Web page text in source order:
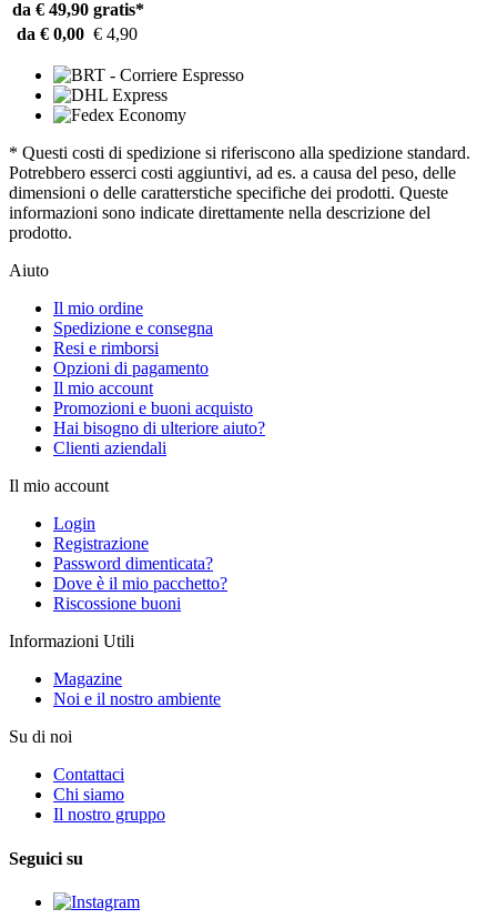
da € 49,90 gratis*
da € 0,00 € 4,90
* Questi costi di spedizione si riferiscono alla spedizione standard.
Potrebbero esserci costi aggiuntivi, ad es. a causa del peso, delle
dimensioni o delle caratterstiche specifiche dei prodotti. Queste
informazioni sono indicate direttamente nella descrizione del
prodotto.
Aiuto
Il mio ordine
Spedizione e consegna
Resi e rimborsi
Opzioni di pagamento
Il mio account
Promozioni e buoni acquisto
Hai bisogno di ulteriore aiuto?
Clienti aziendali
Il mio account
Login
Registrazione
Password dimenticata?
Dove è il mio pacchetto?
Riscossione buoni
Informazioni Utili
Magazine
Noi e il nostro ambiente
Su di noi
Contattaci
Chi siamo
Il nostro gruppo
Seguici su